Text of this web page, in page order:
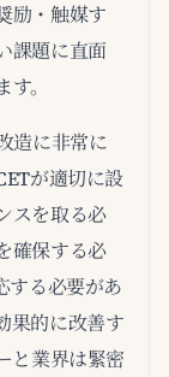
励・触媒す
課題に直面
。
造に非常に
が適切に設
スを取る必
確保する必
する必要があ
果的に改善す
と業界は緊密